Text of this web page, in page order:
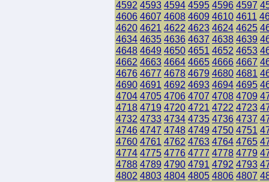
4592 4593 4594 4595 4596 4597
4606 4607 4608 4609 4610 4611
4620 4621 4622 4623 4624 4625
4634 4635 4636 4637 4638 4639
4648 4649 4650 4651 4652 4653
4662 4663 4664 4665 4666 4667
4676 4677 4678 4679 4680 4681
4690 4691 4692 4693 4694 4695
4704 4705 4706 4707 4708 4709
4718 4719 4720 4721 4722 4723
4732 4733 4734 4735 4736 4737
4746 4747 4748 4749 4750 4751
4760 4761 4762 4763 4764 4765
4774 4775 4776 4777 4778 4779
4788 4789 4790 4791 4792 4793
4802 4803 4804 4805 4806 4807